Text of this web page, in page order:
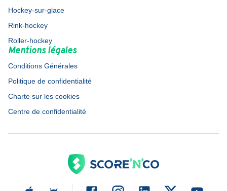
Hockey-sur-glace
Rink-hockey
Roller-hockey
Mentions légales
Conditions Générales
Politique de confidentialité
Charte sur les cookies
Centre de confidentialité